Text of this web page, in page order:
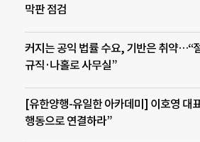
막판 점검
커지는 공익 법률 수요, 기반은 취약…“
규직·나홀로 사무실”
[유한양행-유일한 아카데미] 이호영 대
행동으로 연결하라”